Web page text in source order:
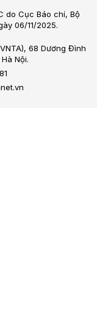
do Cục Báo chí, Bộ
06/11/2025.
68 Dương Đình
Nội.